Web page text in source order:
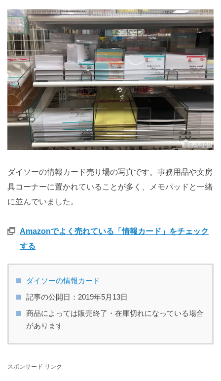
ダイソーの情報カード売り場の写真です。事務用品や文房
具コーナーに置かれていることが多く、メモパッドと一緒
に並んでいました。
Amazonでよく売れている「情報カード」をチェック
する
ダイソーの情報カード
記事の公開日：2019年5月13日
商品によっては販売終了・在庫切れになっている場合
があります
スポンサード リンク